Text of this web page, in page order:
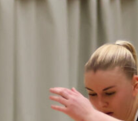
kaudella
2027
ja naisten